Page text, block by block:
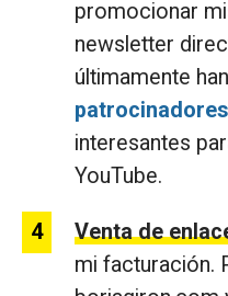
promocionar
newsletter
últimamente
patrocinadores
interesantes
YouTube.
Venta de
mi facturación.